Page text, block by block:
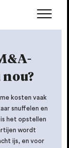
kosten vaak
snuffelen en
het opstellen
wordt
ijs, en voor